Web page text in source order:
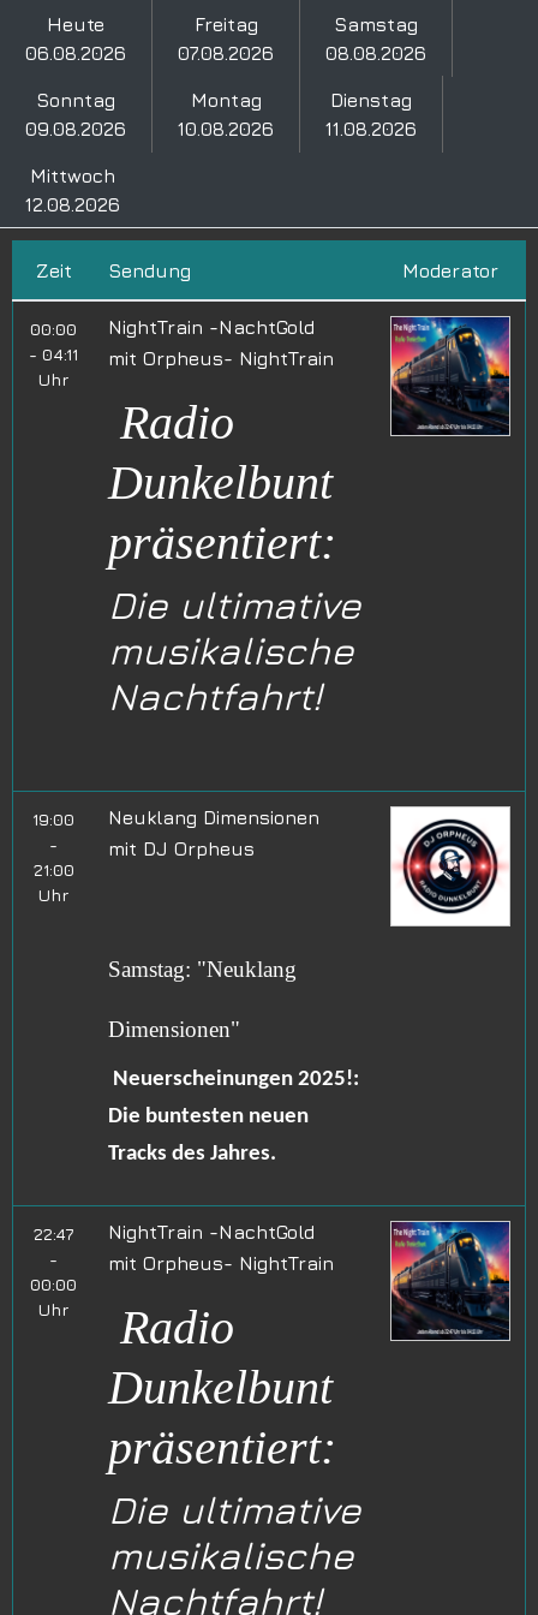
Heute
06.08.2026
Freitag
07.08.2026
Samstag
08.08.2026
Sonntag
09.08.2026
Montag
10.08.2026
Dienstag
11.08.2026
Mittwoch
12.08.2026
Zeit Sendung Moderator
00:00
- 04:11
Uhr
NightTrain -NachtGold
mit Orpheus- NightTrain
Radio
Dunkelbunt
präsentiert:
Die ultimative
musikalische
Nachtfahrt!
19:00
-
21:00
Uhr
Neuklang Dimensionen
mit DJ Orpheus
Samstag: "Neuklang
Dimensionen"
Neuerscheinungen 2025!:
Die buntesten neuen
Tracks des Jahres.
22:47
-
00:00
Uhr
NightTrain -NachtGold
mit Orpheus- NightTrain
Radio
Dunkelbunt
präsentiert:
Die ultimative
musikalische
Nachtfahrt!